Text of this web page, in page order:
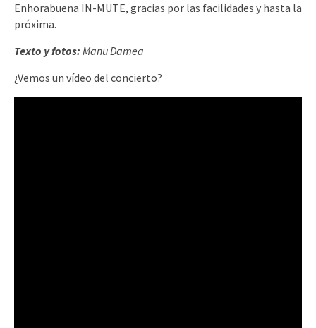
Enhorabuena IN-MUTE, gracias por las facilidades y hasta la
próxima.
Texto y fotos: Manu Damea
¿Vemos un vídeo del concierto?